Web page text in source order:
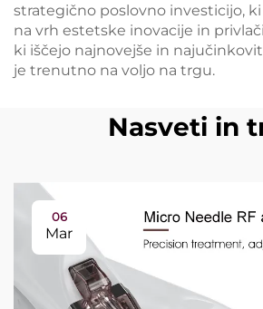
strategično poslovno investicijo,
na vrh estetske inovacije in
ki iščejo najnovejše in
je trenutno na voljo na trgu.
Nasveti in
06
Mar